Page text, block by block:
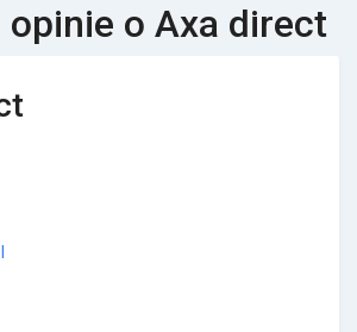
opinie o Axa direct